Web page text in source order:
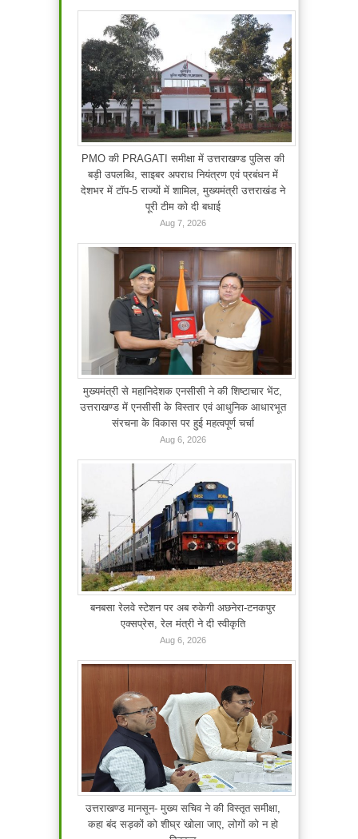
PMO की PRAGATI समीक्षा में उत्तराखण्ड पुलिस की
बड़ी उपलब्धि, साइबर अपराध नियंत्रण एवं प्रबंधन में
देशभर में टॉप-5 राज्यों में शामिल, मुख्यमंत्री उत्तराखंड ने
पूरी टीम को दी बधाई
Aug 7, 2026
मुख्यमंत्री से महानिदेशक एनसीसी ने की शिष्टाचार भेंट,
उत्तराखण्ड में एनसीसी के विस्तार एवं आधुनिक आधारभूत
संरचना के विकास पर हुई महत्वपूर्ण चर्चा
Aug 6, 2026
बनबसा रेलवे स्टेशन पर अब रुकेगी अछनेरा-टनकपुर
एक्सप्रेस, रेल मंत्री ने दी स्वीकृति
Aug 6, 2026
उत्तराखण्ड मानसून- मुख्य सचिव ने की विस्तृत समीक्षा,
कहा बंद सड़कों को शीघ्र खोला जाए, लोगों को न हो